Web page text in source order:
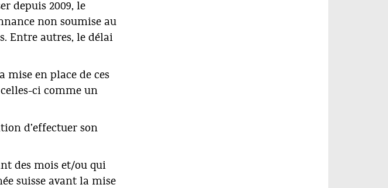
depuis 2009, le
non soumise au
Entre autres, le délai
mise en place de ces
ci comme un
d’effectuer son
des mois et/ou qui
suisse avant la mise